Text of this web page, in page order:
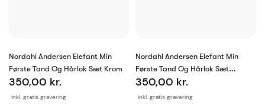
Nordahl Andersen Elefant Min
Første Tand Og Hårlok Sæt Krom
inkl. gratis gravering
350,00 kr.
Nordahl Andersen Elefant Min
Første Tand Og Hårlok Sæt
Fortinnet
inkl. gratis gravering
350,00 kr.